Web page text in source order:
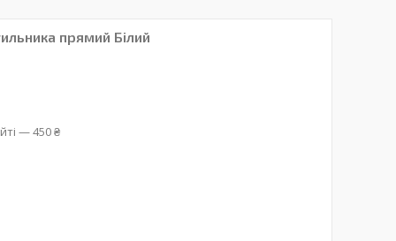
прямий Білий
— 450 ₴